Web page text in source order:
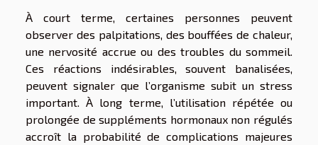
À court terme, certaines personnes peuvent
observer des palpitations, des bouffées de chaleur,
une nervosité accrue ou des troubles du sommeil.
Ces réactions indésirables, souvent banalisées,
peuvent signaler que l’organisme subit un stress
important. À long terme, l’utilisation répétée ou
prolongée de suppléments hormonaux non régulés
accroît la probabilité de complications majeures